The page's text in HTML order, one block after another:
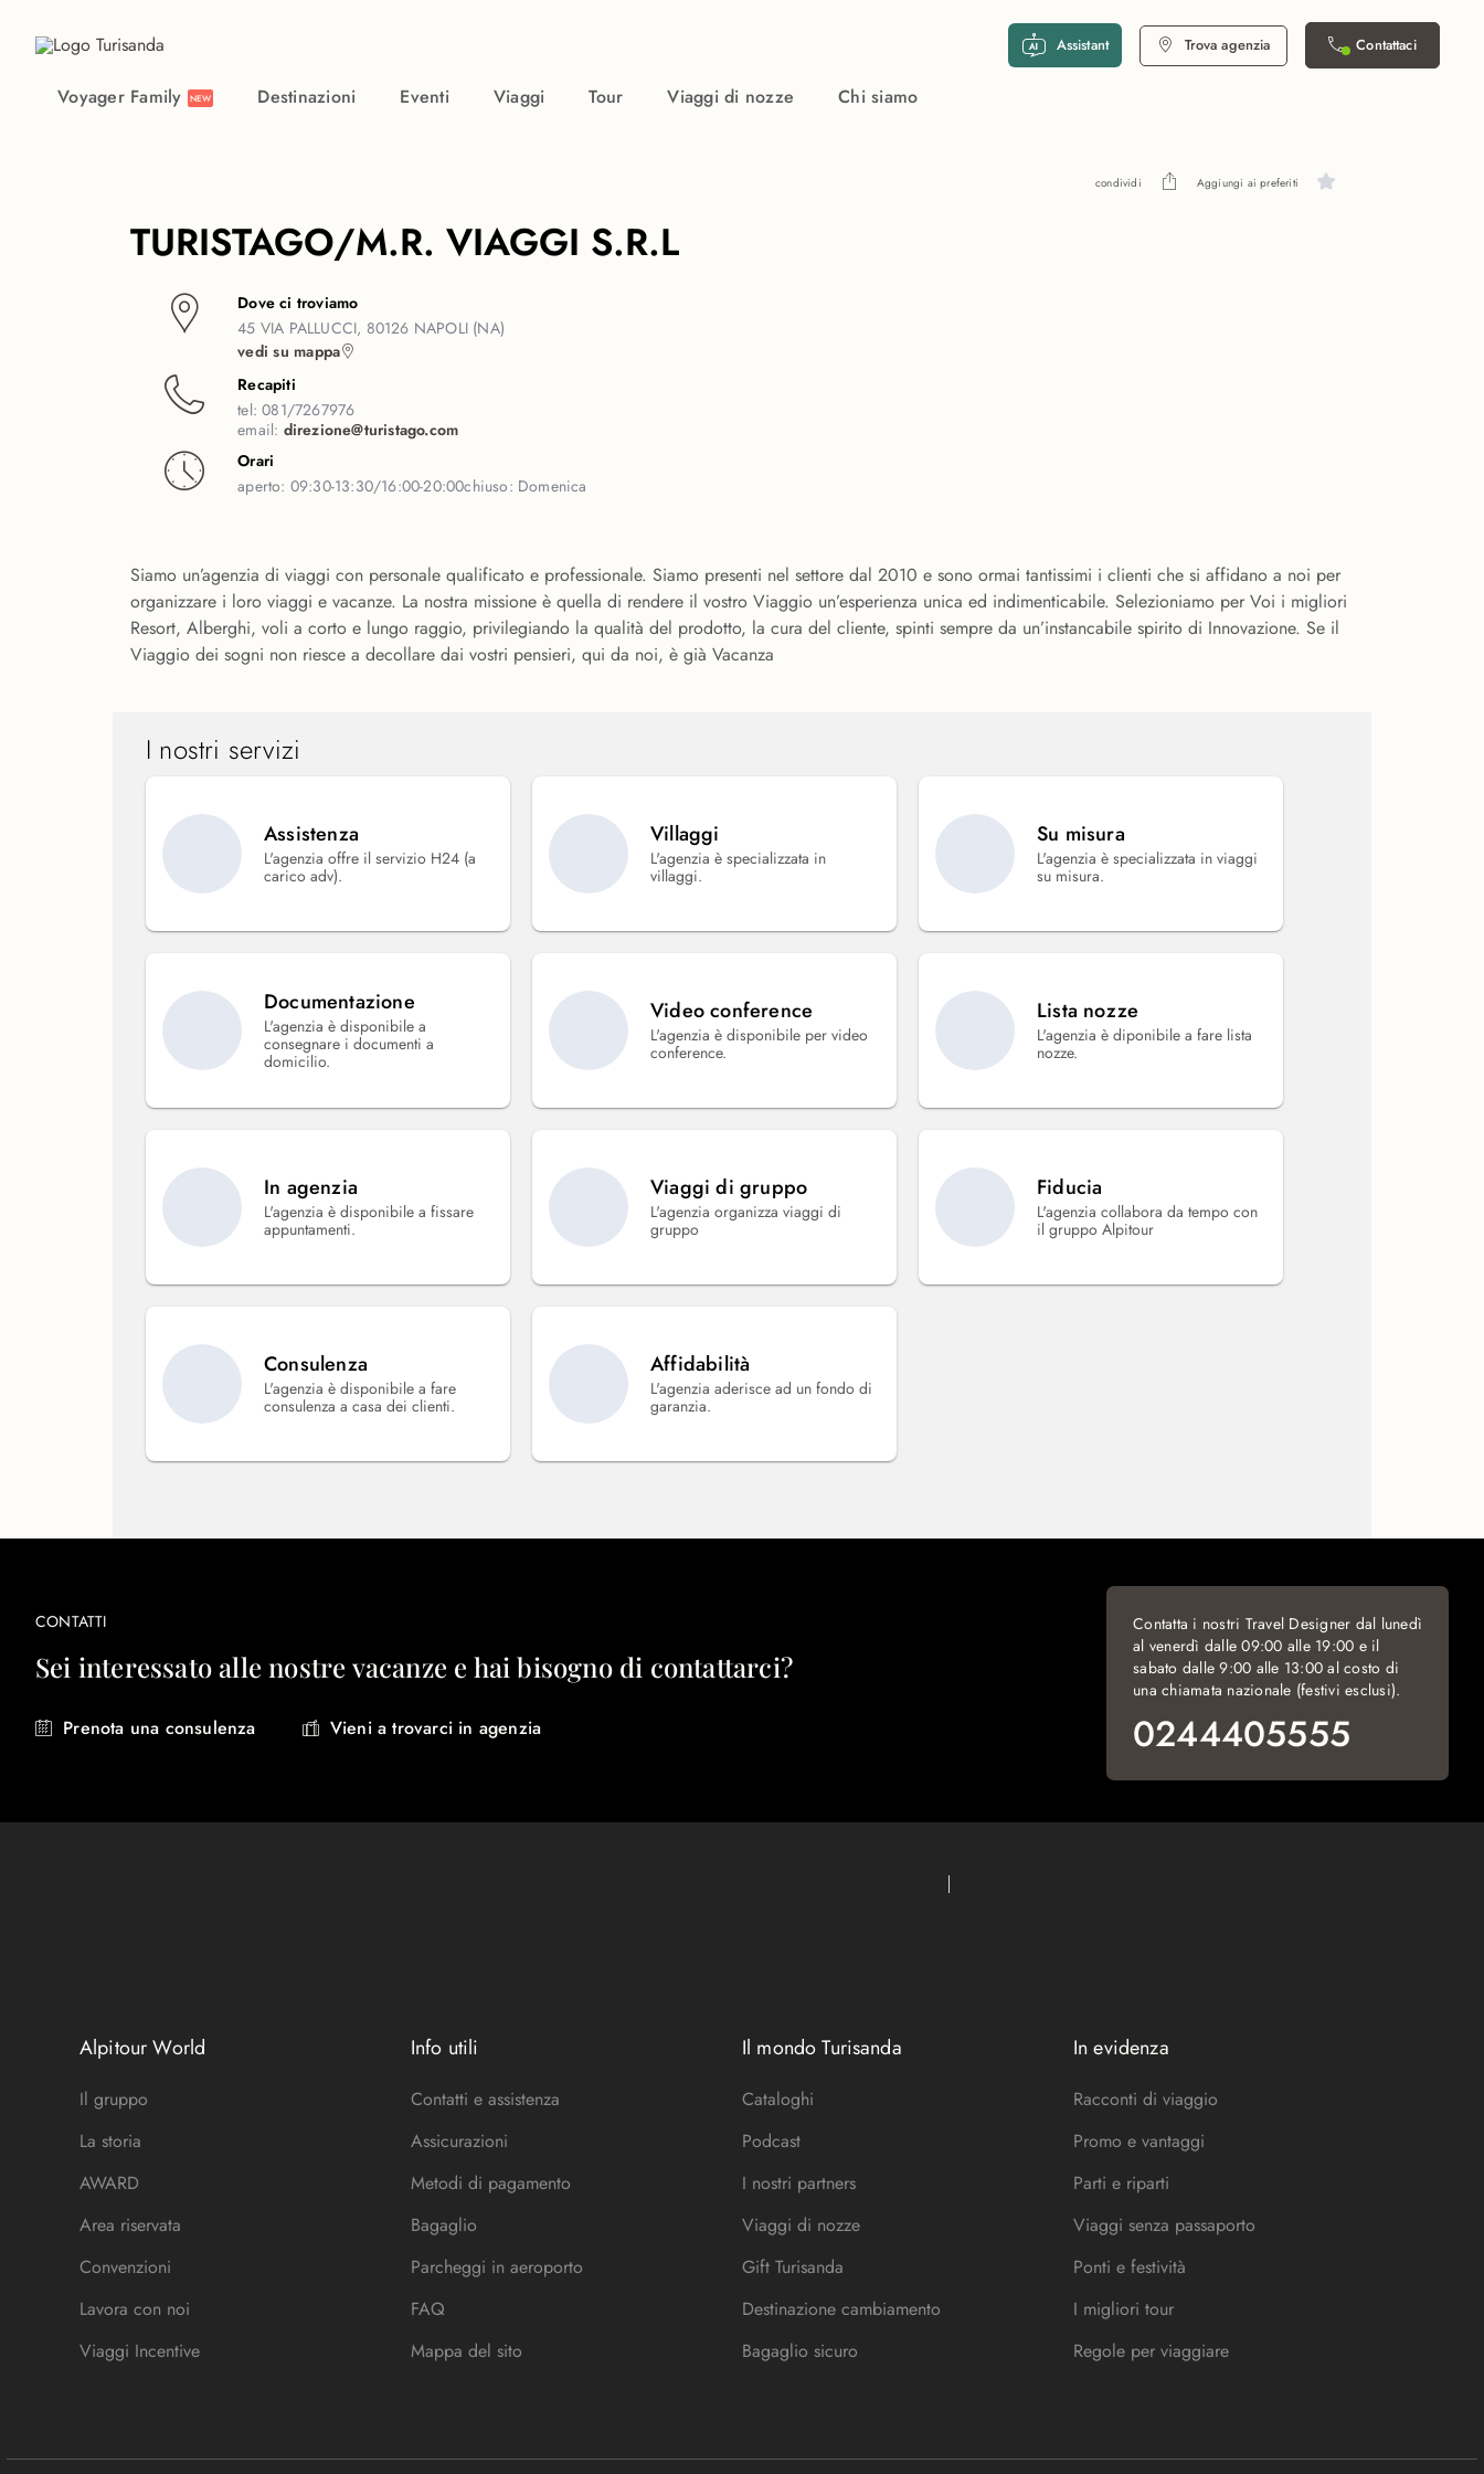
Assistant Trova agenzia Contattaci
Voyager Family NEW Destinazioni Eventi Viaggi Tour Viaggi di nozze Chi siamo
condividi Aggiungi ai preferiti
TURISTAGO/M.R. VIAGGI S.R.L
Dove ci troviamo
45 VIA PALLUCCI, 80126 NAPOLI (NA)
vedi su mappa
Recapiti
tel:081/7267976
email: direzione@turistago.com
Orari
aperto: 09:30-13:30/16:00-20:00chiuso: Domenica
Siamo un’agenzia di viaggi con personale qualificato e professionale. Siamo presenti nel settore dal 2010 e sono ormai tantissimi i clienti che si affidano a noi per
organizzare i loro viaggi e vacanze. La nostra missione è quella di rendere il vostro Viaggio un’esperienza unica ed indimenticabile. Selezioniamo per Voi i migliori
Resort, Alberghi, voli a corto e lungo raggio, privilegiando la qualità del prodotto, la cura del cliente, spinti sempre da un’instancabile spirito di Innovazione. Se il
Viaggio dei sogni non riesce a decollare dai vostri pensieri, qui da noi, è già Vacanza
I nostri servizi
Assistenza
L'agenzia offre il servizio H24 (a
carico adv).
Villaggi
L'agenzia è specializzata in
villaggi.
Su misura
L'agenzia è specializzata in viaggi
su misura.
Documentazione
L'agenzia è disponibile a
consegnare i documenti a
domicilio.
Video conference
L'agenzia è disponibile per video
conference.
Lista nozze
L'agenzia è diponibile a fare lista
nozze.
In agenzia
L'agenzia è disponibile a fissare
appuntamenti.
Viaggi di gruppo
L'agenzia organizza viaggi di
gruppo
Fiducia
L'agenzia collabora da tempo con
il gruppo Alpitour
Consulenza
L'agenzia è disponibile a fare
consulenza a casa dei clienti.
Affidabilità
L'agenzia aderisce ad un fondo di
garanzia.
CONTATTI
Sei interessato alle nostre vacanze e hai bisogno di contattarci?
Prenota una consulenza Vieni a trovarci in agenzia
Contatta i nostri Travel Designer dal lunedì
al venerdì dalle 09:00 alle 19:00 e il
sabato dalle 9:00 alle 13:00 al costo di
una chiamata nazionale (festivi esclusi).
0244405555
Alpitour World
Il gruppo
La storia
AWARD
Area riservata
Convenzioni
Lavora con noi
Viaggi Incentive
Info utili
Contatti e assistenza
Assicurazioni
Metodi di pagamento
Bagaglio
Parcheggi in aeroporto
FAQ
Mappa del sito
Il mondo Turisanda
Cataloghi
Podcast
I nostri partners
Viaggi di nozze
Gift Turisanda
Destinazione cambiamento
Bagaglio sicuro
In evidenza
Racconti di viaggio
Promo e vantaggi
Parti e riparti
Viaggi senza passaporto
Ponti e festività
I migliori tour
Regole per viaggiare